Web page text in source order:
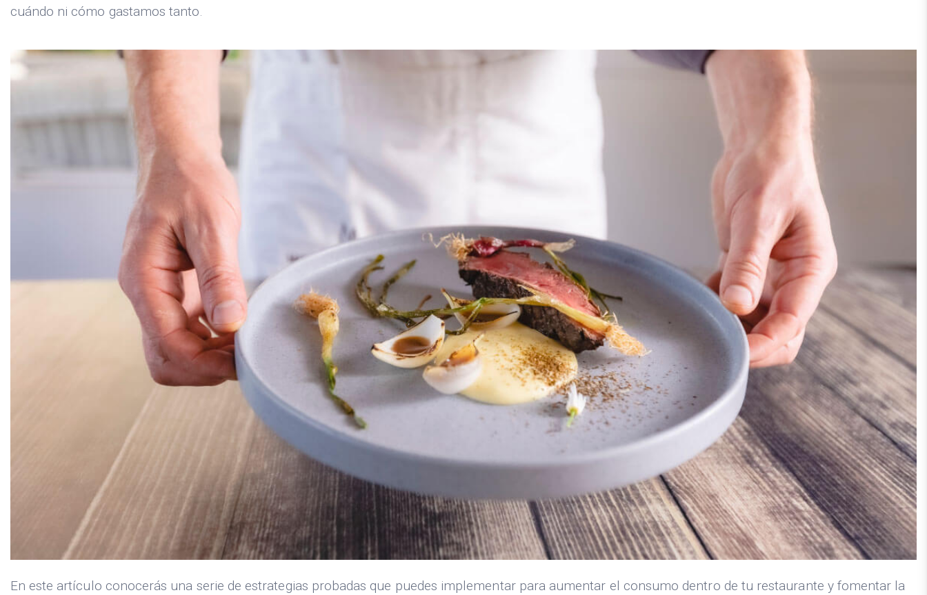
cuándo ni cómo gastamos tanto.
En este artículo conocerás una serie de estrategias probadas que puedes implementar para aumentar el consumo dentro de tu restaurante y fomentar la